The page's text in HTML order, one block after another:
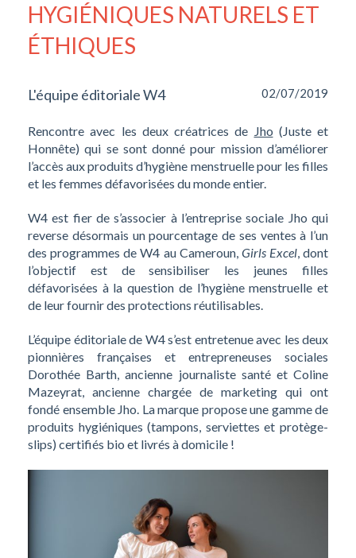
HYGIÉNIQUES NATURELS ET
ÉTHIQUES
L'équipe éditoriale W4 02/07/2019
Rencontre avec les deux créatrices de Jho (Juste et
Honnête) qui se sont donné pour mission d’améliorer
l’accès aux produits d’hygiène menstruelle pour les filles
et les femmes défavorisées du monde entier.
W4 est fier de s’associer à l’entreprise sociale Jho qui
reverse désormais un pourcentage de ses ventes à l’un
des programmes de W4 au Cameroun, Girls Excel, dont
l’objectif est de sensibiliser les jeunes filles
défavorisées à la question de l’hygiène menstruelle et
de leur fournir des protections réutilisables.
L’équipe éditoriale de W4 s’est entretenue avec les deux
pionnières françaises et entrepreneuses sociales
Dorothée Barth, ancienne journaliste santé et Coline
Mazeyrat, ancienne chargée de marketing qui ont
fondé ensemble Jho. La marque propose une gamme de
produits hygiéniques (tampons, serviettes et protège-
slips) certifiés bio et livrés à domicile !